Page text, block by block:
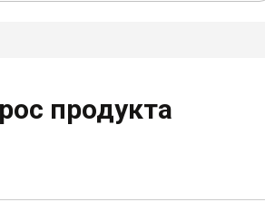
продукта